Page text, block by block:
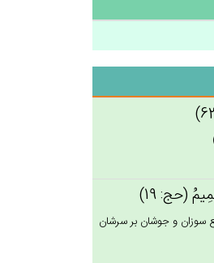
(حج: 19)
سوزان و جوشان بر سرشان